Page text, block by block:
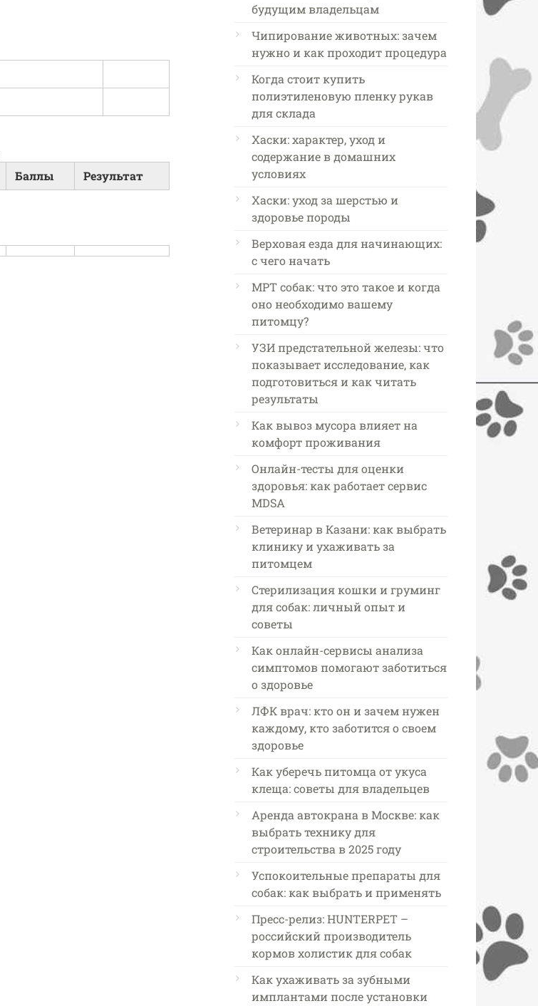
Баллы
Результат
будущим владельцам
Чипирование животных: зачем
нужно и как проходит процедура
Когда стоит купить
полиэтиленовую пленку рукав
для склада
Хаски: характер, уход и
содержание в домашних
условиях
Хаски: уход за шерстью и
здоровье породы
Верховая езда для начинающих:
с чего начать
МРТ собак: что это такое и когда
оно необходимо вашему
питомцу?
УЗИ предстательной железы: что
показывает исследование, как
подготовиться и как читать
результаты
Как вывоз мусора влияет на
комфорт проживания
Онлайн-тесты для оценки
здоровья: как работает сервис
MDSA
Ветеринар в Казани: как выбрать
клинику и ухаживать за
питомцем
Стерилизация кошки и груминг
для собак: личный опыт и
советы
Как онлайн-сервисы анализа
симптомов помогают заботиться
о здоровье
ЛФК врач: кто он и зачем нужен
каждому, кто заботится о своем
здоровье
Как уберечь питомца от укуса
клеща: советы для владельцев
Аренда автокрана в Москве: как
выбрать технику для
строительства в 2025 году
Успокоительные препараты для
собак: как выбрать и применять
Пресс-релиз: HUNTERPET –
российский производитель
кормов холистик для собак
Как ухаживать за зубными
имплантами после установки